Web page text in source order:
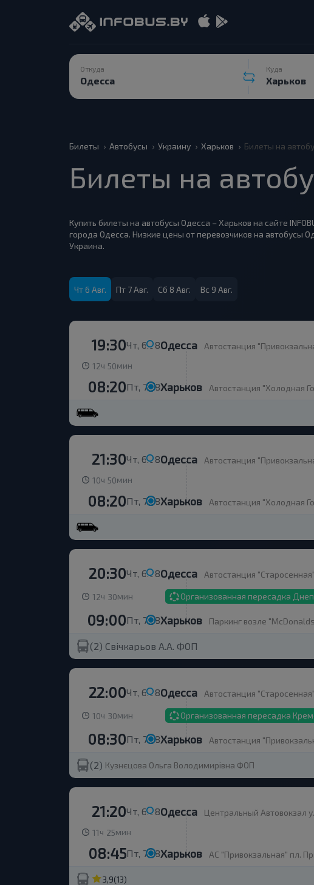
Откуда Куда
Билеты Автобусы Украину Харьков Билеты на
Билеты на
Купить билеты на автобусы Одесса – Харьков на сайте
города Одесса. Низкие цены от перевозчиков на автобусы
Украина.
Чт 6 Авг. Пт 7 Авг. Сб 8 Авг. Вс 9 Авг.
Чт, 6.08
19:30 Одесса
Автостанция
12ч 50мин
Пт, 7.08
08:20 Харьков Автостанция "Холодная
Чт, 6.08
21:30 Одесса
Автостанция
10ч 50мин
Пт, 7.08
08:20 Харьков Автостанция "Холодная
Чт, 6.08
20:30 Одесса Автостанция
12ч 30мин Организованная пересадка
Пт, 7.08
09:00 Харьков Паркинг возле
(2) Свічкарьов А.А. ФОП
Чт, 6.08
22:00 Одесса Автостанция
10ч 30мин Организованная пересадка
Пт, 7.08
08:30 Харьков Автостанция
(2) Кузнєцова Ольга Володимирівна ФОП
Чт, 6.08
21:20 Одесса
Центральный Автовокзал
11ч 25мин
Пт, 7.08
08:45 Харьков АС "Привокзальная" пл.
3,9(13)